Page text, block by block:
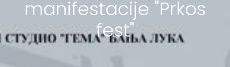
manifestacije "Prkos
fest"